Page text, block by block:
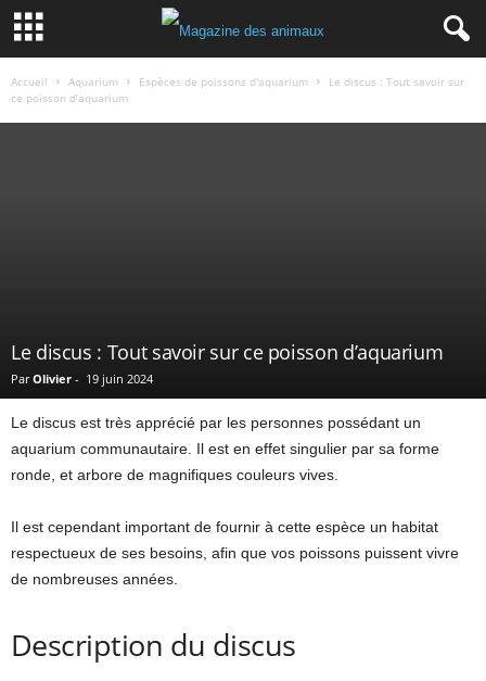
Accueil Aquarium Espèces de poissons d'aquarium
Le discus : Tout savoir sur
ce poisson d’aquarium
Le discus : Tout savoir sur ce poisson d’aquarium
Par Olivier - 19 juin 2024
Le discus est très apprécié par les personnes possédant un
aquarium communautaire. Il est en effet singulier par sa forme
ronde, et arbore de magnifiques couleurs vives.
Il est cependant important de fournir à cette espèce un habitat
respectueux de ses besoins, afin que vos poissons puissent vivre
de nombreuses années.
Description du discus